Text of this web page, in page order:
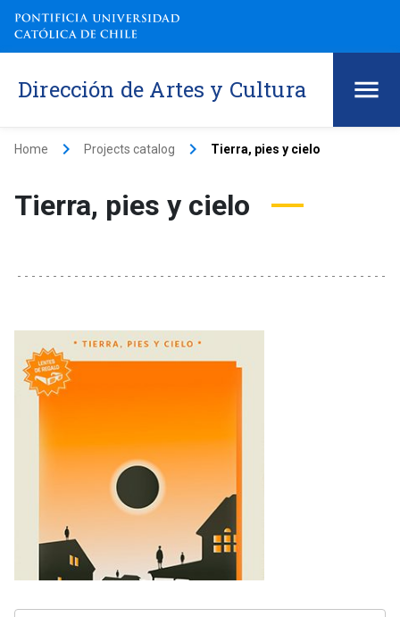
Dirección de Artes y Cultura
Home keyboard_arrow_right Projects catalog keyboard_arrow_right Tierra, pies y cielo
Tierra, pies y cielo